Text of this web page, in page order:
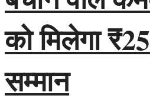
को मिलेगा
सम्मान